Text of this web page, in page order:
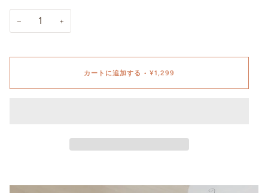
− +
カートに追加する • ¥1,299